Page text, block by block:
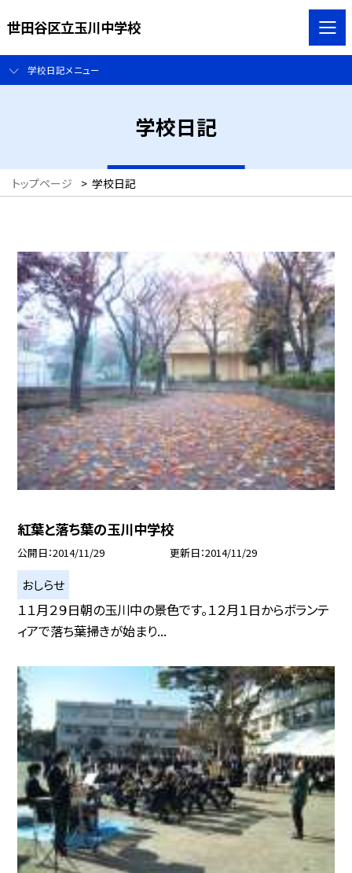
世田谷区立玉川中学校
学校日記メニュー
学校日記
トップページ > 学校日記
紅葉と落ち葉の玉川中学校
公開日 2014/11/29 更新日 2014/11/29
おしらせ
１１月２９日朝の玉川中の景色です。１２月１日からボランテ
ィアで落ち葉掃きが始まり...